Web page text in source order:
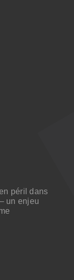
péril dans
un enjeu